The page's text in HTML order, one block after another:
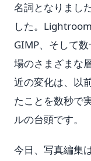
名詞となりまし
した。
GIMP、そして
場のさまざまな
近の変化は、以
たことを数秒で
ルの台頭です。
今日、写真編集